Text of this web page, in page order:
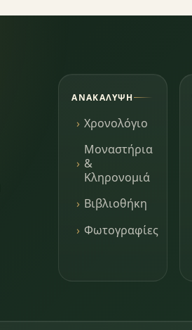
ΑΝΑΚΆΛΥΨΗ
Χρονολόγιο
Μοναστήρια
&
Κληρονομιά
Βιβλιοθήκη
Φωτογραφίες